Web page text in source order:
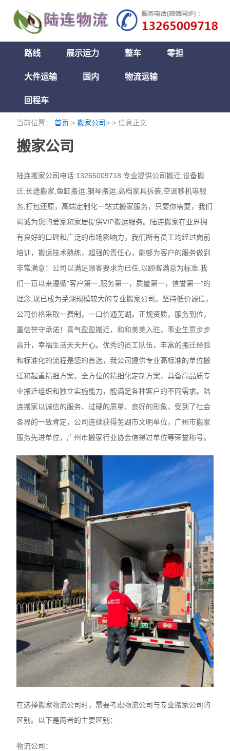
路线 展示运力 整车 零担
大件运输 国内 物流运输
回程车
当前位置：首页 >搬家公司> > 信息正文
搬家公司
陆连搬家公司电话:13265009718 专业提供公司搬迁,设备搬
迁,长途搬家,鱼缸搬运,钢琴搬运,高档家具拆装,空调移机等服
务,打包还原，高端定制化一站式搬家服务，只要你需要，我们
竭诚为您的爱家和家居提供VIP搬运服务。陆连搬家在业界拥
有良好的口碑和广泛的市场影响力，我们所有员工均经过岗前
培训，搬运技术熟练，超强的责任心，能够为客户的服务做到
非常满意！公司以满足顾客要求为已任,以顾客满意为标准.我
们一直以来遵循"客户第一,服务第一，质量第一，信誉第一"的
理念,现已成为芜湖规模较大的专业搬家公司。坚持低价诚信，
公司价格采取一费制，一口价通芜湖。正规资质，服务到位，
重信誉守承诺！喜气盈盈搬迁，和和美美入驻。事业生意步步
高升，幸福生活天天开心。优秀的员工队伍，丰富的搬迁经验
和标准化的流程是您的首选，我公司提供专业高标准的单位搬
迁和起重精细方案，全方位的精细化定制方案，具备高品质专
业搬迁组织和独立实施能力，能满足各种客户的不同需求。 陆
连搬家以诚信的服务、过硬的质量、良好的形象，受到了社会
各界的一致肯定，公司连续获得芜湖市文明单位，广州市搬家
服务先进单位，广州市搬家行业协会信得过单位等荣誉称号。
在选择搬家物流公司时，需要考虑物流公司与专业搬家公司的
区别。以下是两者的主要区别：
‌物流公司‌：